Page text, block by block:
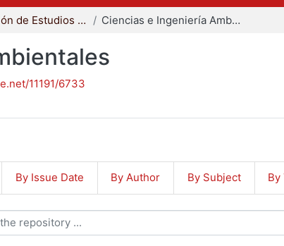
Coordinación de Estudios de Posgrado - CBI Ciencias e Ingeniería Ambientales
11191/6733
By Issue Date By Author By Subject By